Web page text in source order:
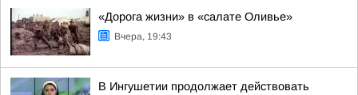
«Дорога жизни» в «салате Оливье»
Вчера, 19:43
В Ингушетии продолжает действовать